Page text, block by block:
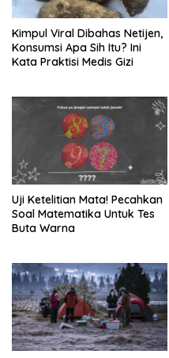
Kimpul Viral Dibahas Netijen,
Konsumsi Apa Sih Itu? Ini
Kata Praktisi Medis Gizi
Uji Ketelitian Mata! Pecahkan
Soal Matematika Untuk Tes
Buta Warna